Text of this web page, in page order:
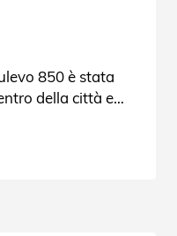
850 è stata
della città e